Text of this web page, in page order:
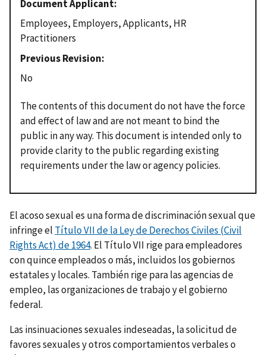
Document Applicant
Employees, Employers, Applicants, HR
Practitioners
Previous Revision
No
The contents of this document do not have the force
and effect of law and are not meant to bind the
public in any way. This document is intended only to
provide clarity to the public regarding existing
requirements under the law or agency policies.
El acoso sexual es una forma de discriminación sexual que
infringe el Título VII de la Ley de Derechos Civiles (Civil
Rights Act) de 1964. El Título VII rige para empleadores
con quince empleados o más, incluidos los gobiernos
estatales y locales. También rige para las agencias de
empleo, las organizaciones de trabajo y el gobierno
federal.
Las insinuaciones sexuales indeseadas, la solicitud de
favores sexuales y otros comportamientos verbales o